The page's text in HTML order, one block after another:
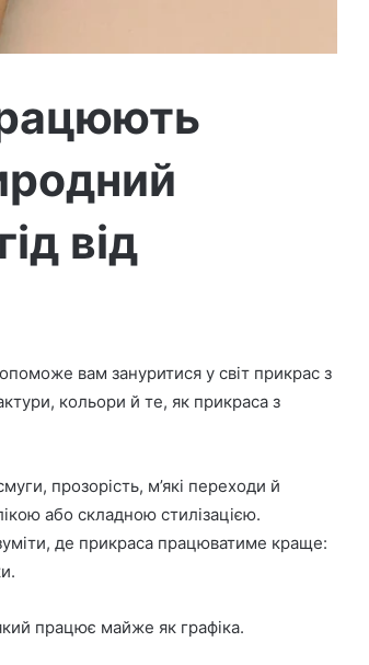
від
вам зануритися у світ прикрас з
кольори й те, як прикраса з
прозорість, м’які переходи й
або складною стилізацією.
де прикраса працюватиме краще:
працює майже як графіка.